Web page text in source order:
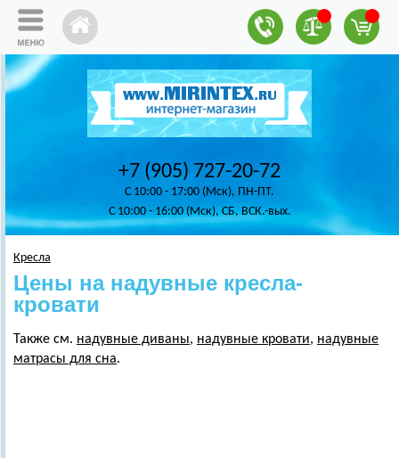
+7 (905) 727-20-72
C 10:00 - 17:00 (Мск), ПН-ПТ.
C 10:00 - 16:00 (Мск), СБ, ВСК.-вых.
Кресла
Цены на надувные кресла-
кровати
Также см. надувные диваны, надувные кровати, надувные
матрасы для сна.